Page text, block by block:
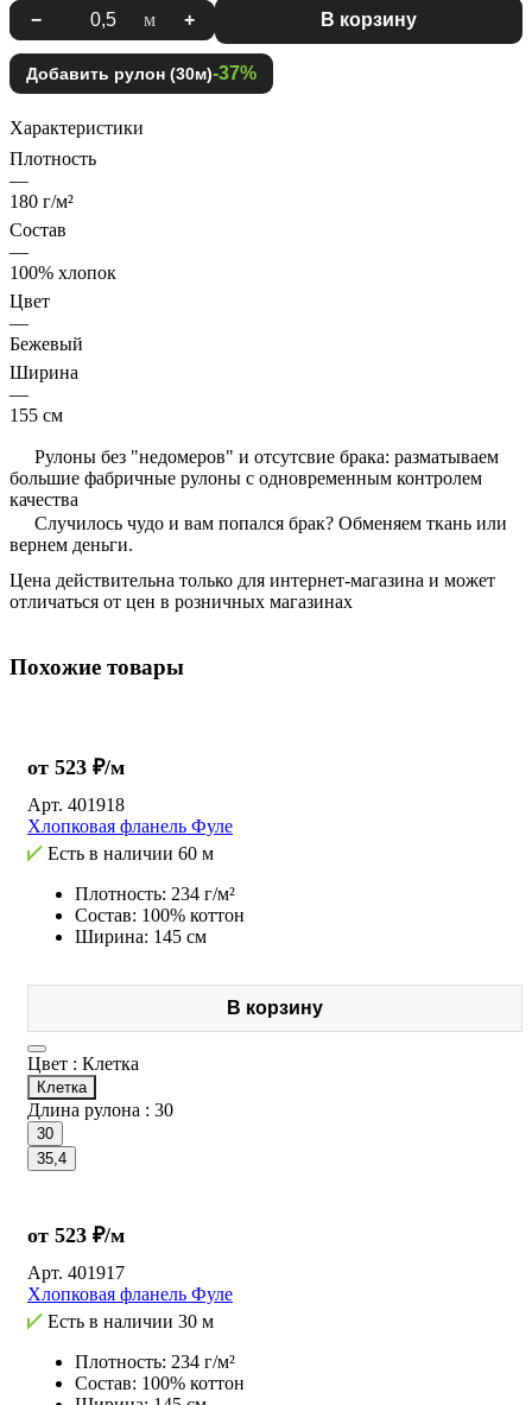
− м + В корзину
Добавить рулон (30м)-37%
Характеристики
Плотность
—
180 г/м²
Состав
—
100% хлопок
Цвет
—
Бежевый
Ширина
—
155 см
Рулоны без "недомеров" и отсутсвие брака: разматываем
большие фабричные рулоны с одновременным контролем
качества
Случилось чудо и вам попался брак? Обменяем ткань или
вернем деньги.
Цена действительна только для интернет-магазина и может
отличаться от цен в розничных магазинах
Похожие товары
от 523 ₽/м
Арт. 401918
Хлопковая фланель Фуле
Есть в наличии 60 м
Плотность: 234 г/м²
Состав: 100% коттон
Ширина: 145 см
В корзину
Цвет : Клетка
Клетка
Длина рулона : 30
30
35,4
от 523 ₽/м
Арт. 401917
Хлопковая фланель Фуле
Есть в наличии 30 м
Плотность: 234 г/м²
Состав: 100% коттон